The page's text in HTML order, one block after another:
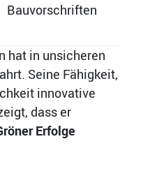
Bauvorschriften
hat in unsicheren
Seine Fähigkeit,
innovative
dass er
Erfolge